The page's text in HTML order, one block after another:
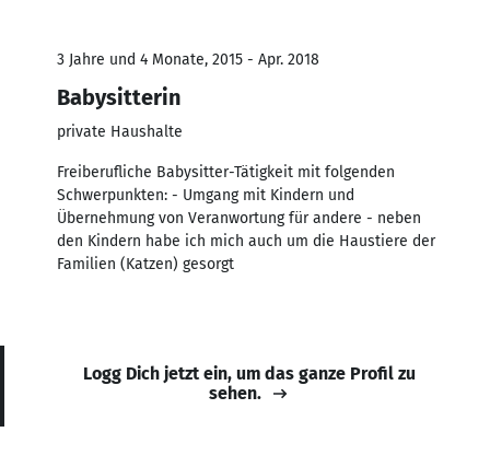
3 Jahre und 4 Monate, 2015 - Apr. 2018
Babysitterin
private Haushalte
Freiberufliche Babysitter-Tätigkeit mit folgenden
Schwerpunkten: - Umgang mit Kindern und
Übernehmung von Veranwortung für andere - neben
den Kindern habe ich mich auch um die Haustiere der
Familien (Katzen) gesorgt
Logg Dich jetzt ein, um das ganze Profil zu
sehen.